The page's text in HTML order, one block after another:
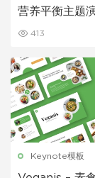
营养平衡主题
413
Keynote模板